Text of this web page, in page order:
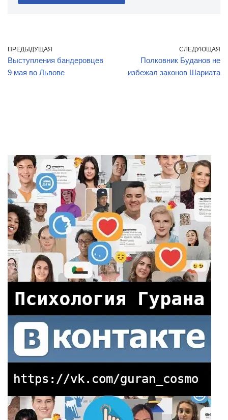
ПРЕДЫДУЩАЯ
Выступления бандеровцев
9 мая во Львове
СЛЕДУЮЩАЯ
Полковник Буданов не
избежал законов Шариата